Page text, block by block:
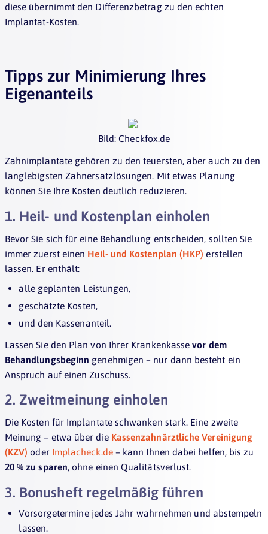
diese übernimmt den Differenzbetrag zu den echten
Implantat-Kosten.
Tipps zur Minimierung Ihres
Eigenanteils
Bild: Checkfox.de
Zahnimplantate gehören zu den teuersten, aber auch zu den
langlebigsten Zahnersatzlösungen. Mit etwas Planung
können Sie Ihre Kosten deutlich reduzieren.
1. Heil- und Kostenplan einholen
Bevor Sie sich für eine Behandlung entscheiden, sollten Sie
immer zuerst einen Heil- und Kostenplan (HKP) erstellen
lassen. Er enthält:
alle geplanten Leistungen,
geschätzte Kosten,
und den Kassenanteil.
Lassen Sie den Plan von Ihrer Krankenkassevor dem
Behandlungsbeginn genehmigen – nur dann besteht ein
Anspruch auf einen Zuschuss.
2. Zweitmeinung einholen
Die Kosten für Implantate schwanken stark. Eine zweite
Meinung – etwa über die Kassenzahnärztliche Vereinigung
(KZV) oderImplacheck.de– kann Ihnen dabei helfen, bis zu
20 % zu sparen, ohne einen Qualitätsverlust.
3. Bonusheft regelmäßig führen
Vorsorgetermine jedes Jahr wahrnehmen und abstempeln
lassen.